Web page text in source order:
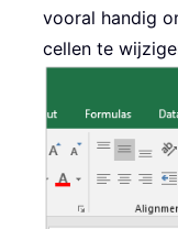
vooral handig
cellen te